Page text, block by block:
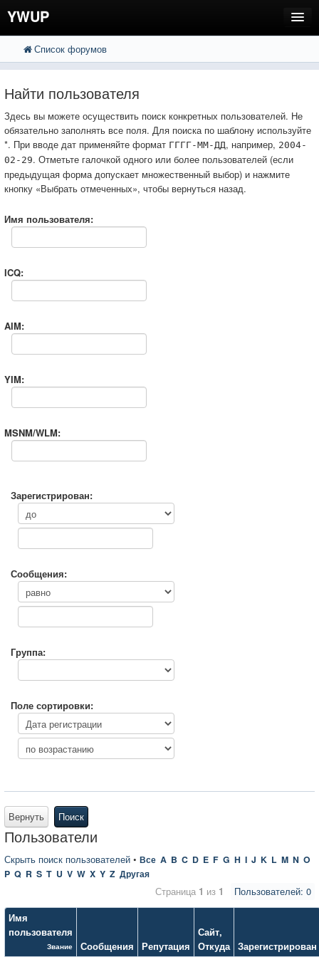
YWUP
FAQ
Вход
Список форумов
Найти пользователя
Здесь вы можете осуществить поиск конкретных пользователей. Не
обязательно заполнять все поля. Для поиска по шаблону используйте
*. При вводе дат применяйте формат ГГГГ-ММ-ДД, например, 2004-
02-29. Отметьте галочкой одного или более пользователей (если
предыдущая форма допускает множественный выбор) и нажмите
кнопку «Выбрать отмеченных», чтобы вернуться назад.
Имя пользователя:
ICQ:
AIM:
YIM:
MSNM/WLM:
Зарегистрирован:
Сообщения:
Группа:
Поле сортировки:
Вернуть Поиск
Пользователи
Скрыть поиск пользователей • Все A B C D E F G H I J K L M N O
P Q R S T U V W X Y Z Другая
Пользователей: 0
Страница 1 из 1
Имя
пользователя
Звание Сообщения Репутация
Сайт,
Откуда Зарегистрирован